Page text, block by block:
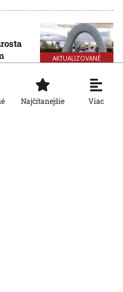
AKTUALIZOVANÉ
Najčítanejšie Viac